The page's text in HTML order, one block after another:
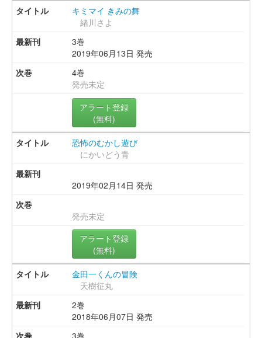
キミマイ きみの舞
緒川さよ
3巻
2019年06月13日 発売
4巻
発売未定
アラート登録
(無料)
恐怖のむかし遊び
にかいどう青
2019年02月14日 発売
発売未定
アラート登録
(無料)
金田一くんの冒険
天樹征丸
2巻
2018年06月07日 発売
3巻